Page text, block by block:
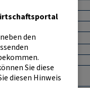
und Präferenzen
der EU
den
Sie diese
diesen Hinweis